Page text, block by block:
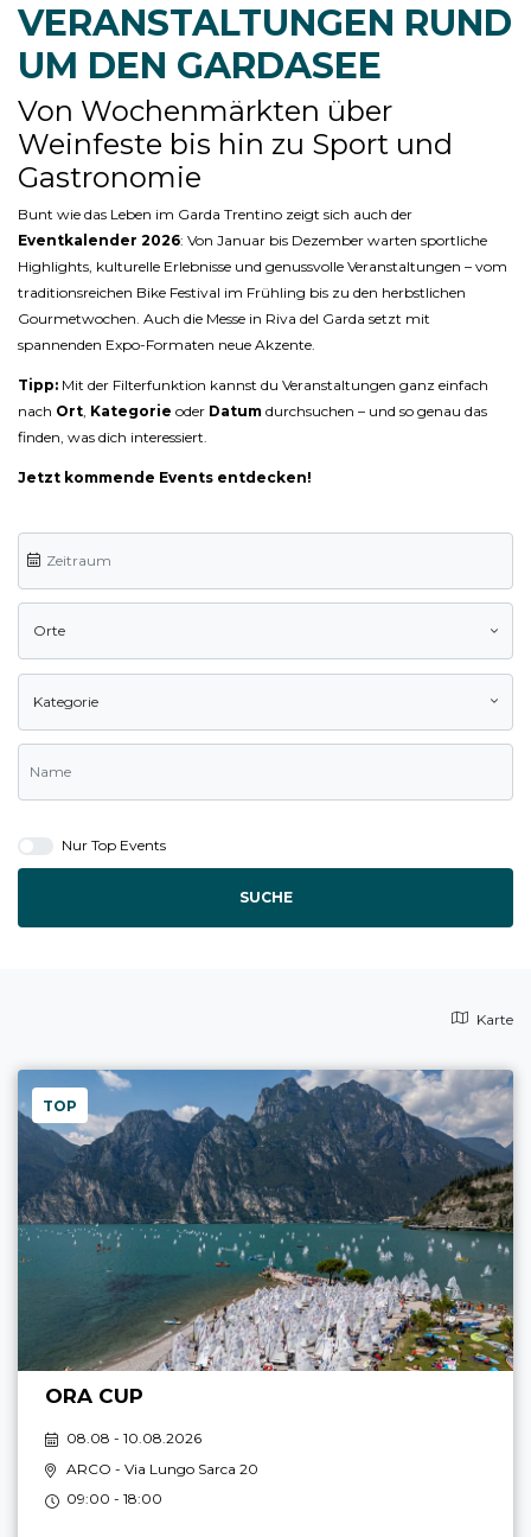
VERANSTALTUNGEN RUND
UM DEN GARDASEE
Von Wochenmärkten über
Weinfeste bis hin zu Sport und
Gastronomie
Bunt wie das Leben im Garda Trentino zeigt sich auch der
Eventkalender 2026: Von Januar bis Dezember warten sportliche
Highlights, kulturelle Erlebnisse und genussvolle Veranstaltungen – vom
traditionsreichen Bike Festival im Frühling bis zu den herbstlichen
Gourmetwochen. Auch die Messe in Riva del Garda setzt mit
spannenden Expo-Formaten neue Akzente.
Tipp: Mit der Filterfunktion kannst du Veranstaltungen ganz einfach
nach Ort, Kategorie oder Datum durchsuchen – und so genau das
finden, was dich interessiert.
Jetzt kommende Events entdecken!
Orte
Kategorie
Nur Top Events
SUCHE
Karte
TOP
ORA CUP
08.08 - 10.08.2026
ARCO - Via Lungo Sarca 20
09:00 - 18:00